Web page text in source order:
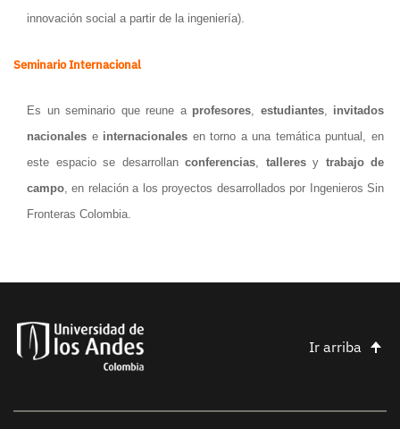
innovación social a partir de la ingeniería).
Seminario Internacional
Es un seminario que reune a profesores, estudiantes, invitados
nacionales e internacionales en torno a una temática puntual, en
este espacio se desarrollan conferencias, talleres y trabajo de
campo, en relación a los proyectos desarrollados por Ingenieros Sin
Fronteras Colombia.
Ir arriba